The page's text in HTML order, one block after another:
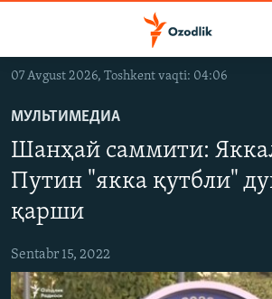
Асосий
ўтинг
Қидиришга
ўтинг
OZODVIDEO
OZODARXIV
На русском
ИЖТИМОИЙ ТАРМОҚЛАР
07 Avgust 2026, Toshkent vaqti: 04:06
МУЛЬТИМЕДИА
Шанҳай саммити:
Путин "якка қутбли"
қарши
Sentabr 15, 2022